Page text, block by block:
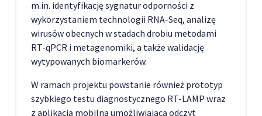
m.in. identyfikację sygnatur odporności z
wykorzystaniem technologii RNA-Seq, analizę
wirusów obecnych w stadach drobiu metodami
RT-qPCR i metagenomiki, a także walidację
wytypowanych biomarkerów.
W ramach projektu powstanie również prototyp
szybkiego testu diagnostycznego RT-LAMP wraz
z aplikacją mobilną umożliwiającą odczyt